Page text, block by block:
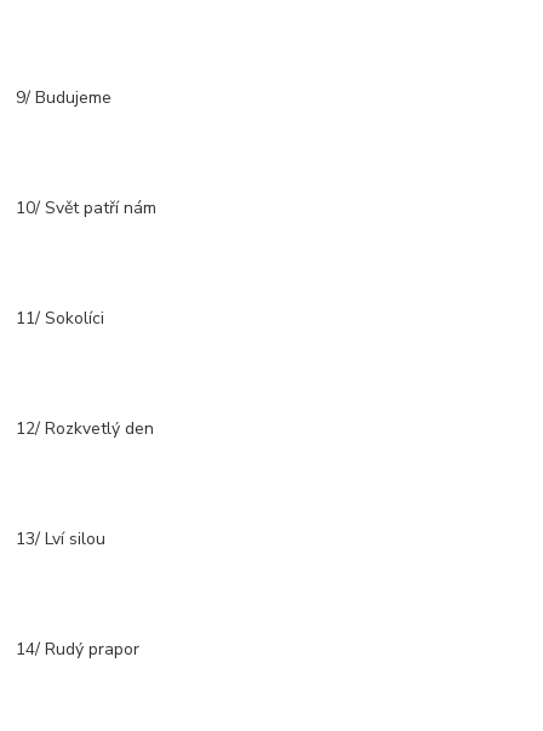
9/ Budujeme
10/ Svět patří nám
11/ Sokolíci
12/ Rozkvetlý den
13/ Lví silou
14/ Rudý prapor